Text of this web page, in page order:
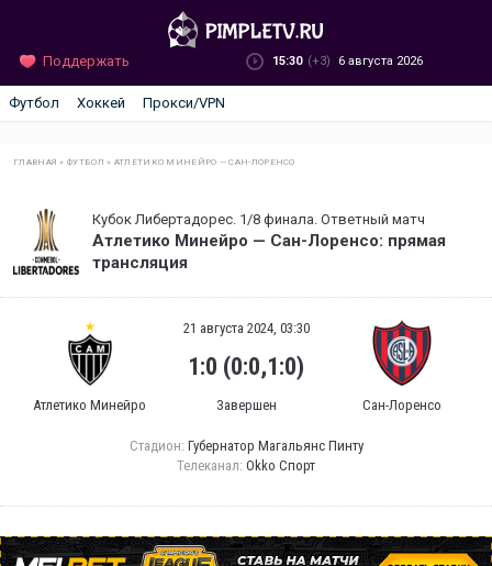
Поддержать 15:30 (+3) 6 августа 2026
Футбол Хоккей Прокси/VPN
ГЛАВНАЯ »ФУТБОЛ » АТЛЕТИКО МИНЕЙРО — САН-ЛОРЕНСО
Кубок Либертадорес. 1/8 финала. Ответный матч
Атлетико Минейро — Сан-Лоренсо: прямая
трансляция
Атлетико Минейро
21 августа 2024, 03:30
1:0 (0:0,1:0)
Завершен Сан-Лоренсо
Стадион: Губернатор Магальянс Пинту
Телеканал: Okko Спорт